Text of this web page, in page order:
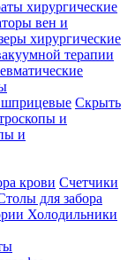
хирургические
вен и
хирургические
терапии
Скрыть
и
и
крови Счетчики
для забора
Холодильники